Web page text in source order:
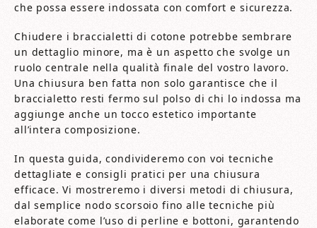
che possa essere indossata con comfort e sicurezza.
Chiudere i braccialetti di cotone potrebbe sembrare
un dettaglio minore, ma è un aspetto che svolge un
ruolo centrale nella qualità finale del vostro lavoro.
Una chiusura ben fatta non solo garantisce che il
braccialetto resti fermo sul polso di chi lo indossa ma
aggiunge anche un tocco estetico importante
all’intera composizione.
In questa guida, condivideremo con voi tecniche
dettagliate e consigli pratici per una chiusura
efficace. Vi mostreremo i diversi metodi di chiusura,
dal semplice nodo scorsoio fino alle tecniche più
elaborate come l’uso di perline e bottoni, garantendo